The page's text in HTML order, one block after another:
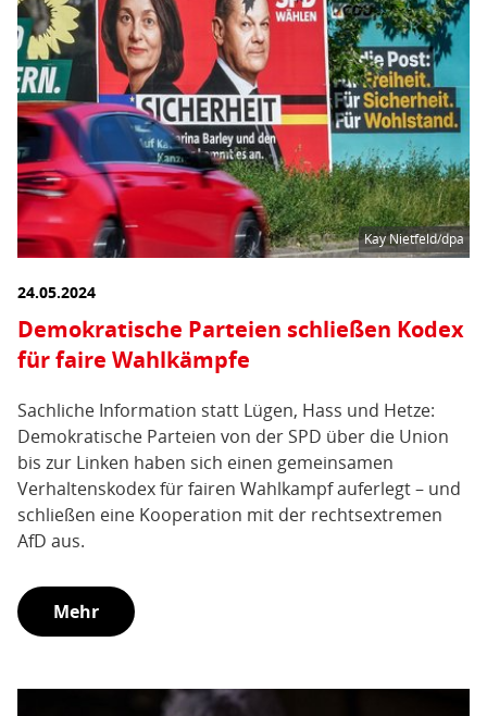
Kay Nietfeld/dpa
24.05.2024
Demokratische Parteien schließen Kodex
für faire Wahlkämpfe
Sachliche Information statt Lügen, Hass und Hetze:
Demokratische Parteien von der SPD über die Union
bis zur Linken haben sich einen gemeinsamen
Verhaltenskodex für fairen Wahlkampf auferlegt – und
schließen eine Kooperation mit der rechtsextremen
AfD aus.
Mehr